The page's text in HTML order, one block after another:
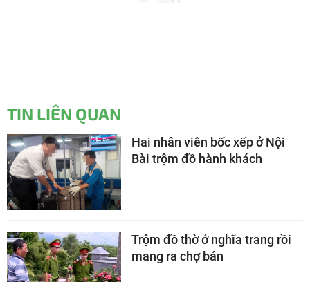
TIN LIÊN QUAN
Hai nhân viên bốc xếp ở Nội
Bài trộm đồ hành khách
Trộm đồ thờ ở nghĩa trang rồi
mang ra chợ bán